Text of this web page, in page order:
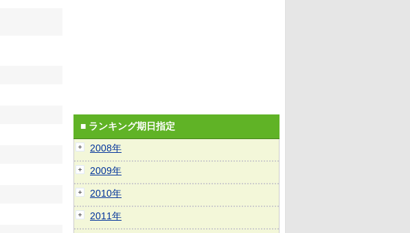
■ ランキング期日指定
2008年
2009年
2010年
2011年